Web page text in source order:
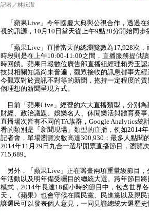
記者／林妘潔
「蘋果Live」今年國慶大典與公視合作，透過在
視的訊源，10月10日當天從上午9點20分開始同步
「蘋果Live」直播當天的總瀏覽數為17,928次，
時段則是在上午10:00-11:00之間，直播服務提供
時回饋。蘋果日報數位廣告部直播組經理賴秀玉
技與相關知識尚未普遍，觀眾接收的訊息都事先
今觀眾對於資訊不對等的新聞，抱持一定程度的
個理想的新聞呈現方式。
目前「蘋果Live」經營的六大直播類型，分別為
財經、政治議題、娛樂名人、休閒樂活與體育賽
直播場次皆有不同的TA族群，Google Analytics統
看的類別是「新聞現場」類型的直播，例如2014
記者會，單場瀏覽次數高達300,930；最多人點閱
2014年11月29日九合一選舉開票直播節目，瀏覽
715,689。
另外，「蘋果Live」正在籌畫兩項重量級節目，
年活動以及明年備受矚目的總統大選。跨年節目
模式，2014年長達18個小時的節目中，包含世界
天，《蘋果》也會守候在國民黨、民進黨以及親
讓選民可以發表個人意見，一同見證總統大選歷